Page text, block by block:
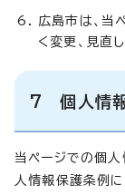
広島市は、当
く変更、見直
7 個人情
当ページでの個人
人情報保護条例に